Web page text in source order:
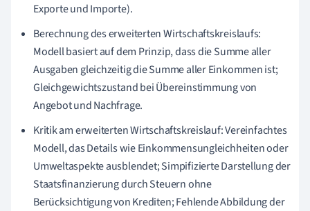
Exporte und Importe).
Berechnung des erweiterten Wirtschaftskreislaufs:
Modell basiert auf dem Prinzip, dass die Summe aller
Ausgaben gleichzeitig die Summe aller Einkommen ist;
Gleichgewichtszustand bei Übereinstimmung von
Angebot und Nachfrage.
Kritik am erweiterten Wirtschaftskreislauf: Vereinfachtes
Modell, das Details wie Einkommensungleichheiten oder
Umweltaspekte ausblendet; Simpifizierte Darstellung der
Staatsfinanzierung durch Steuern ohne
Berücksichtigung von Krediten; Fehlende Abbildung der